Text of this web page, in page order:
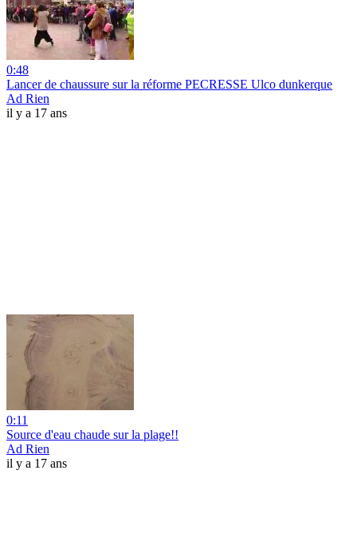
0:48
Lancer de chaussure sur la réforme PECRESSE Ulco dunkerque
Ad Rien
il y a 17 ans
0:11
Source d'eau chaude sur la plage!!
Ad Rien
il y a 17 ans